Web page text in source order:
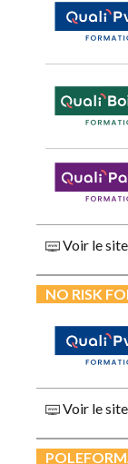
Voir le site
NO RISK
Voir le site